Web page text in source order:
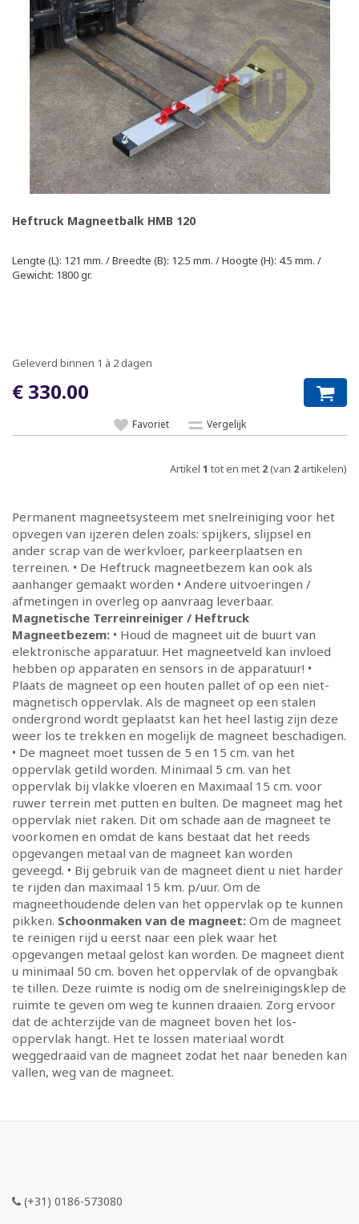
Heftruck Magneetbalk HMB 120
Lengte (L): 121 mm. / Breedte (B): 12.5 mm. / Hoogte (H): 4.5 mm. /
Gewicht: 1800 gr.
Geleverd binnen 1 à 2 dagen
€ 330.00
Favoriet Vergelijk
Artikel 1 tot en met 2(van 2 artikelen)
Permanent magneetsysteem met snelreiniging voor het
opvegen van ijzeren delen zoals: spijkers, slijpsel en
ander scrap van de werkvloer, parkeerplaatsen en
terreinen. • De Heftruck magneetbezem kan ook als
aanhanger gemaakt worden • Andere uitvoeringen /
afmetingen in overleg op aanvraag leverbaar.
Magnetische Terreinreiniger / Heftruck
Magneetbezem: • Houd de magneet uit de buurt van
elektronische apparatuur. Het magneetveld kan invloed
hebben op apparaten en sensors in de apparatuur! •
Plaats de magneet op een houten pallet of op een niet-
magnetisch oppervlak. Als de magneet op een stalen
ondergrond wordt geplaatst kan het heel lastig zijn deze
weer los te trekken en mogelijk de magneet beschadigen.
• De magneet moet tussen de 5 en 15 cm. van het
oppervlak getild worden. Minimaal 5 cm. van het
oppervlak bij vlakke vloeren en Maximaal 15 cm. voor
ruwer terrein met putten en bulten. De magneet mag het
oppervlak niet raken. Dit om schade aan de magneet te
voorkomen en omdat de kans bestaat dat het reeds
opgevangen metaal van de magneet kan worden
geveegd. • Bij gebruik van de magneet dient u niet harder
te rijden dan maximaal 15 km. p/uur. Om de
magneethoudende delen van het oppervlak op te kunnen
pikken. Schoonmaken van de magneet: Om de magneet
te reinigen rijd u eerst naar een plek waar het
opgevangen metaal gelost kan worden. De magneet dient
u minimaal 50 cm. boven het oppervlak of de opvangbak
te tillen. Deze ruimte is nodig om de snelreinigingsklep de
ruimte te geven om weg te kunnen draaien. Zorg ervoor
dat de achterzijde van de magneet boven het los-
oppervlak hangt. Het te lossen materiaal wordt
weggedraaid van de magneet zodat het naar beneden kan
vallen, weg van de magneet.
(+31) 0186-573080